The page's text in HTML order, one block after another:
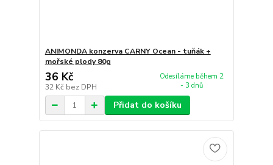
ANIMONDA konzerva CARNY Ocean - tuňák +
mořské plody 80g
36 Kč
32 Kč bez DPH
Odesíláme během 2
- 3 dnů
Přidat do košíku